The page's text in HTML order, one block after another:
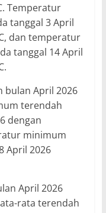
Temperatur
tanggal 3 April
dan temperatur
tanggal 14 April
April 2026
terendah
dengan
minimum
April 2026
April 2026
rata terendah